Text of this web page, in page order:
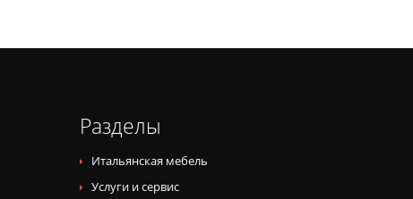
Разделы
Итальянская мебель
Услуги и сервис